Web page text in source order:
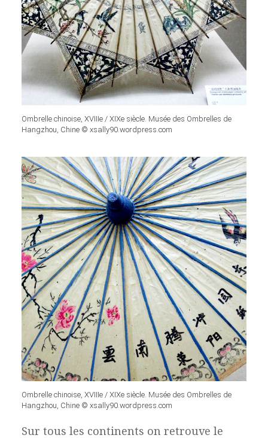
Ombrelle chinoise, XVIIIe / XIXe siècle. Musée des Ombrelles de
Hangzhou, Chine © xsally90.wordpress.com
Ombrelle chinoise, XVIIIe / XIXe siècle. Musée des Ombrelles de
Hangzhou, Chine © xsally90.wordpress.com
Sur tous les continents on retrouve le